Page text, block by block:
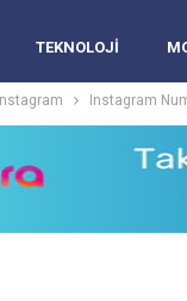
TEKNOLOJİ
Instagram